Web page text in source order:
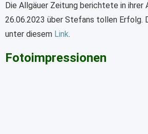
Die Allgäuer Zeitung berichtete in ihrer
26.06.2023 über Stefans tollen Erfolg.
unter diesem Link.
Fotoimpressionen